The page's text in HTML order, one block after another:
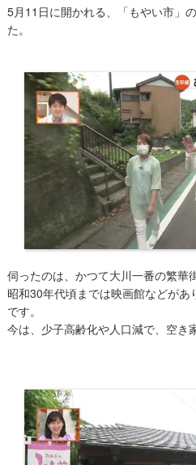
5月11日に開かれる、「もやい市」
た。
伺ったのは、かつて大川一番の繁華
昭和30年代頃までは映画館などが
です。
今は、少子高齢化や人口減で、空き